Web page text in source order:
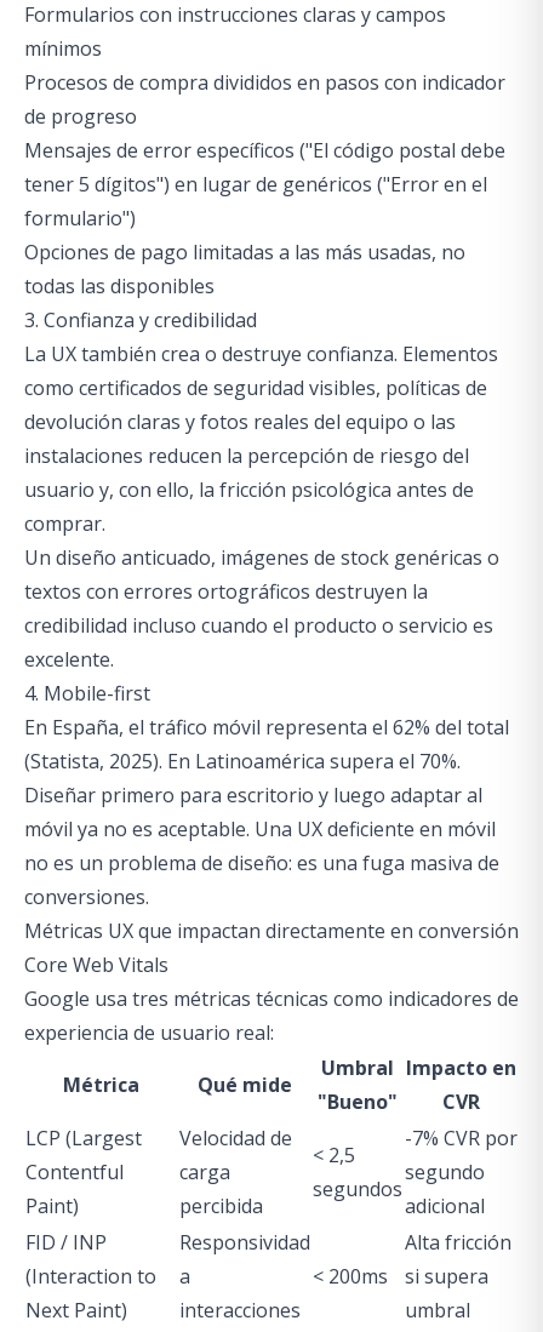
Formularios con instrucciones claras y campos
mínimos
Procesos de compra divididos en pasos con indicador
de progreso
Mensajes de error específicos ("El código postal debe
tener 5 dígitos") en lugar de genéricos ("Error en el
formulario")
Opciones de pago limitadas a las más usadas, no
todas las disponibles
3. Confianza y credibilidad
La UX también crea o destruye confianza. Elementos
como certificados de seguridad visibles, políticas de
devolución claras y fotos reales del equipo o las
instalaciones reducen la percepción de riesgo del
usuario y, con ello, la fricción psicológica antes de
comprar.
Un diseño anticuado, imágenes de stock genéricas o
textos con errores ortográficos destruyen la
credibilidad incluso cuando el producto o servicio es
excelente.
4. Mobile-first
En España, el tráfico móvil representa el 62% del total
(Statista, 2025). En Latinoamérica supera el 70%.
Diseñar primero para escritorio y luego adaptar al
móvil ya no es aceptable. Una UX deficiente en móvil
no es un problema de diseño: es una fuga masiva de
conversiones.
Métricas UX que impactan directamente en conversión
Core Web Vitals
Google usa tres métricas técnicas como indicadores de
experiencia de usuario real:
Métrica
Qué mide
Umbral
"Bueno"
Impacto en
CVR
LCP (Largest
Contentful
Paint)
Velocidad de
carga
percibida
< 2,5
segundos
-7% CVR por
segundo
adicional
FID / INP
(Interaction to
Next Paint)
Responsividad
a
interacciones
< 200ms
Alta fricción
si supera
umbral